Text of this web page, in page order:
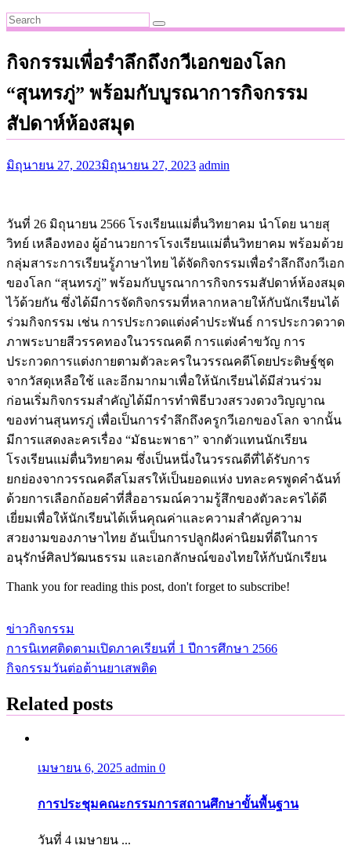
กิจกรรมเพื่อรำลึกถึงกวีเอกของโลก
“สุนทรภู่” พร้อมกับบูรณาการกิจกรรม
สัปดาห์ห้องสมุด
มิถุนายน 27, 2023มิถุนายน 27, 2023 admin
วันที่ 26 มิถุนายน 2566 โรงเรียนแม่ตื่นวิทยาคม นำโดย นายสุ
วิทย์ เหลืองทอง ผู้อำนวยการโรงเรียนแม่ตื่นวิทยาคม พร้อมด้วย
กลุ่มสาระการเรียนรู้ภาษาไทย ได้จัดกิจกรรมเพื่อรำลึกถึงกวีเอก
ของโลก “สุนทรภู่” พร้อมกับบูรณาการกิจกรรมสัปดาห์ห้องสมุด
ไว้ด้วยกัน ซึ่งได้มีการจัดกิจกรรมที่หลากหลายให้กับนักเรียนได้
ร่วมกิจกรรม เช่น การประกวดแต่งคำประพันธ์ การประกวดวาด
ภาพระบายสีวรรคทองในวรรณคดี การแต่งคำขวัญ การ
ประกวดการแต่งกายตามตัวละครในวรรณคดีโดยประดิษฐ์ชุด
จากวัสดุเหลือใช้ และอีกมากมาเพื่อให้นักเรียนได้มีส่วนร่วม
ก่อนเริ่มกิจกรรมสำคัญได้มีการทำพิธีบวงสรวงดวงวิญญาณ
ของท่านสุนทรภู่ เพื่อเป็นการรำลึกถึงครูกวีเอกของโลก จากนั้น
มีการแสดงละครเรื่อง “มัธนะพาธา” จากตัวแทนนักเรียน
โรงเรียนแม่ตื่นวิทยาคม ซึ่งเป็นหนึ่งในวรรณดีที่ได้รับการ
ยกย่องจากวรรณคดีสโมสรให้เป็นยอดแห่ง บทละครพูดคำฉันท์
ด้วยการเลือกถ้อยคำที่สื่ออารมณ์ความรู้สึกของตัวละครได้ดี
เยี่ยมเพื่อให้นักเรียนได้เห็นคุณค่าและความสำคัญความ
สวยงามของภาษาไทย อันเป็นการปลูกฝังค่านิยมที่ดีในการ
อนุรักษ์ศิลปวัฒนธรรม และเอกลักษณ์ของไทยให้กับนักเรียน
Thank you for reading this post, don't forget to subscribe!
ข่าวกิจกรรม
แนะแนว
การนิเทศติดตามเปิดภาคเรียนที่ 1 ปีการศึกษา 2566
กิจกรรมวันต่อต้านยาเสพติด
Related posts
เมษายน 6, 2025 admin 0
การประชุมคณะกรรมการสถานศึกษาขั้นพื้นฐาน
วันที่ 4 เมษายน ...